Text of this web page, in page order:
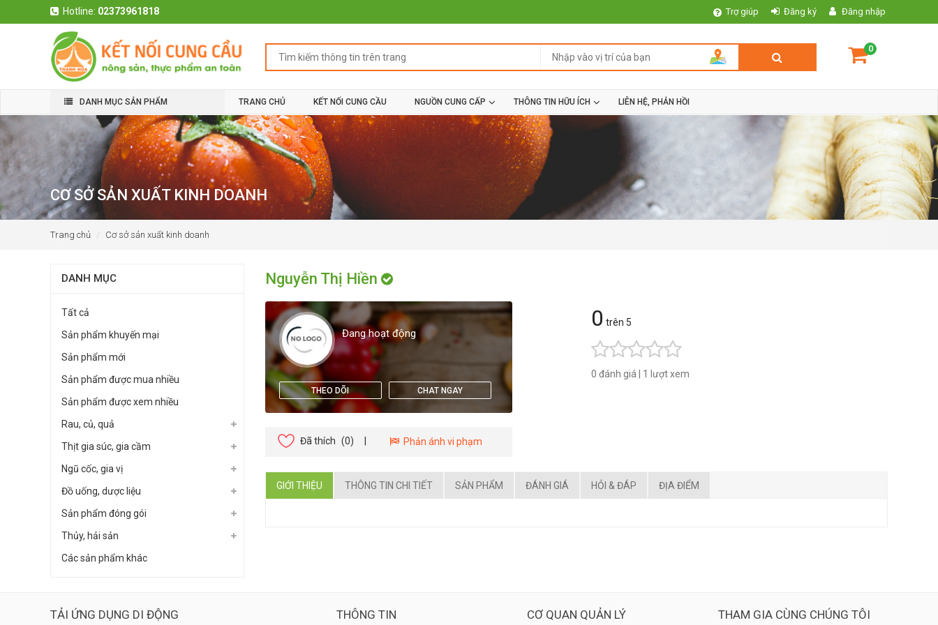
Hotline: 02373961818 Trợ giúp Đăng ký Đăng nhập
0
DANH MỤC SẢN PHẨM TRANG CHỦ KẾT NỐI CUNG CẦU NGUỒN CUNG CẤP THÔNG TIN HỮU ÍCH LIÊN HỆ, PHẢN HỒI
CƠ SỞ SẢN XUẤT KINH DOANH
Trang chủ Cơ sở sản xuất kinh doanh
DANH MỤC
Tất cả
Sản phẩm khuyến mại
Sản phẩm mới
Sản phẩm được mua nhiều
Sản phẩm được xem nhiều
Rau, củ, quả
Thịt gia súc, gia cầm
Ngũ cốc, gia vị
Đồ uống, dược liệu
Sản phẩm đóng gói
Thủy, hải sản
Các sản phẩm khác
Nguyễn Thị Hiền
Đang hoạt động
THEO DÕI CHAT NGAY
Đã thích (0) Phản ánh vi phạm
0 trên 5
0 đánh giá 1 lượt xem
GIỚI THIỆU THÔNG TIN CHI TIẾT SẢN PHẨM ĐÁNH GIÁ HỎI & ĐÁP ĐỊA ĐIỂM
TẢI ỨNG DỤNG DI ĐỘNG THÔNG TIN CƠ QUAN QUẢN LÝ THAM GIA CÙNG CHÚNG TÔI